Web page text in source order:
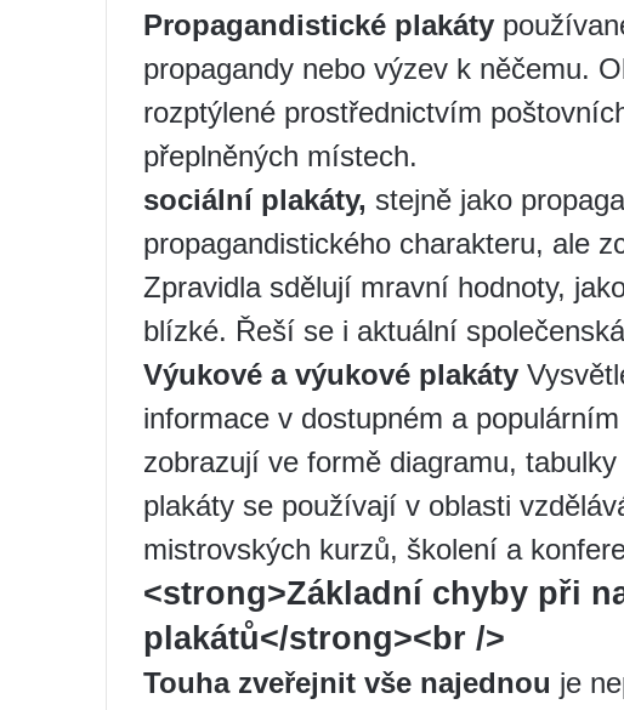
Propagandistické plakáty
propagandy nebo výzev k něčemu.
rozptýlené prostřednictvím
přeplněných místech.
sociální plakáty, stejně jako
propagandistického charakteru, ale
Zpravidla sdělují mravní hodnoty,
blízké. Řeší se i aktuální
Výukové a výukové plakáty
informace v dostupném a
zobrazují ve formě diagramu,
plakáty se používají v oblasti
mistrovských kurzů, školení a
<strong>Základní chyby při
plakátů</strong><br />
Touha zveřejnit vše najednou je